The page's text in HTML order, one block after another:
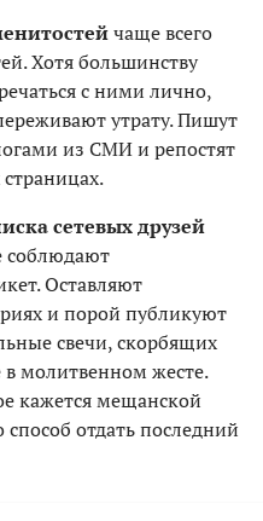
чаще всего
Хотя большинству
с ними лично,
утрату. Пишут
из СМИ и репостят
сетевых друзей
соблюдают
Оставляют
и порой публикуют
свечи, скорбящих
молитвенном жесте.
кажется мещанской
отдать последний